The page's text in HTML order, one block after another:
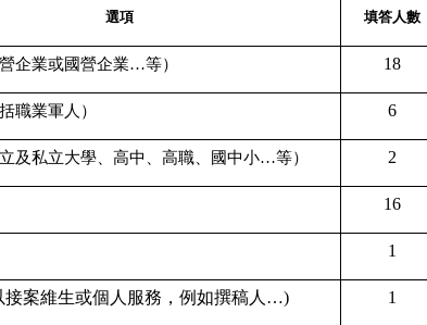
選項 填答人數
企業或國營企業…等） 18
職業軍人） 6
及私立大學、高中、高職、國中小…等） 2
16
1
接案維生或個人服務，例如撰稿人…) 1